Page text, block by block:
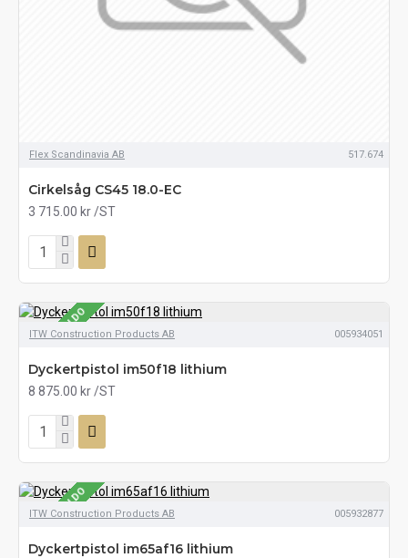
Flex Scandinavia AB 517.674
Cirkelsåg CS45 18.0-EC
3 715.00 kr /ST
SE LAGERSALDO
ITW Construction Products AB 005934051
Dyckertpistol im50f18 lithium
8 875.00 kr /ST
SE LAGERSALDO
ITW Construction Products AB 005932877
Dyckertpistol im65af16 lithium